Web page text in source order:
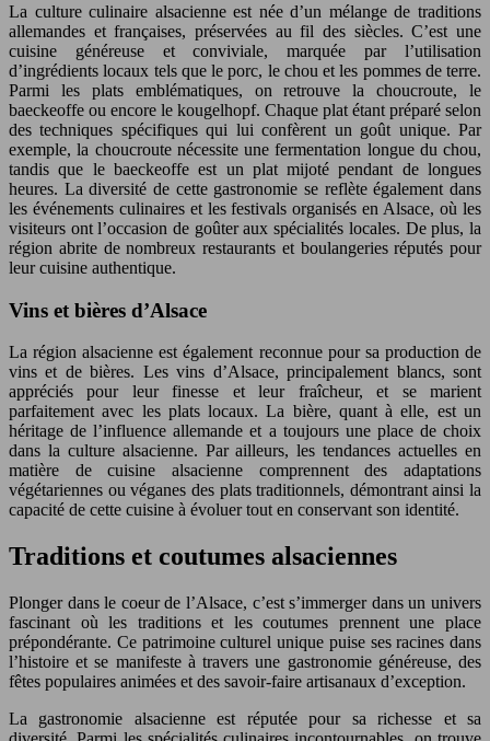
La culture culinaire alsacienne est née d’un mélange de traditions
allemandes et françaises, préservées au fil des siècles. C’est une
cuisine généreuse et conviviale, marquée par l’utilisation
d’ingrédients locaux tels que le porc, le chou et les pommes de terre.
Parmi les plats emblématiques, on retrouve la choucroute, le
baeckeoffe ou encore le kougelhopf. Chaque plat étant préparé selon
des techniques spécifiques qui lui confèrent un goût unique. Par
exemple, la choucroute nécessite une fermentation longue du chou,
tandis que le baeckeoffe est un plat mijoté pendant de longues
heures. La diversité de cette gastronomie se reflète également dans
les événements culinaires et les festivals organisés en Alsace, où les
visiteurs ont l’occasion de goûter aux spécialités locales. De plus, la
région abrite de nombreux restaurants et boulangeries réputés pour
leur cuisine authentique.
Vins et bières d’Alsace
La région alsacienne est également reconnue pour sa production de
vins et de bières. Les vins d’Alsace, principalement blancs, sont
appréciés pour leur finesse et leur fraîcheur, et se marient
parfaitement avec les plats locaux. La bière, quant à elle, est un
héritage de l’influence allemande et a toujours une place de choix
dans la culture alsacienne. Par ailleurs, les tendances actuelles en
matière de cuisine alsacienne comprennent des adaptations
végétariennes ou véganes des plats traditionnels, démontrant ainsi la
capacité de cette cuisine à évoluer tout en conservant son identité.
Traditions et coutumes alsaciennes
Plonger dans le coeur de l’Alsace, c’est s’immerger dans un univers
fascinant où les traditions et les coutumes prennent une place
prépondérante. Ce patrimoine culturel unique puise ses racines dans
l’histoire et se manifeste à travers une gastronomie généreuse, des
fêtes populaires animées et des savoir-faire artisanaux d’exception.
La gastronomie alsacienne est réputée pour sa richesse et sa